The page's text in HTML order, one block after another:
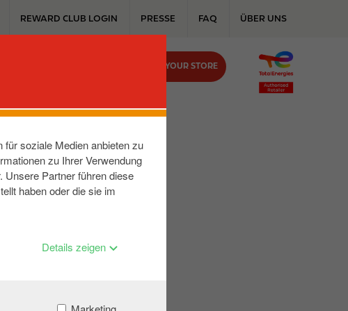
soziale Medien anbieten zu
zu Ihrer Verwendung
Unsere Partner führen diese
haben oder die sie im
Details zeigen
u
REWARD CLUB LOGIN PRESSE FAQ ÜBER UNS
FIND YOUR STORE